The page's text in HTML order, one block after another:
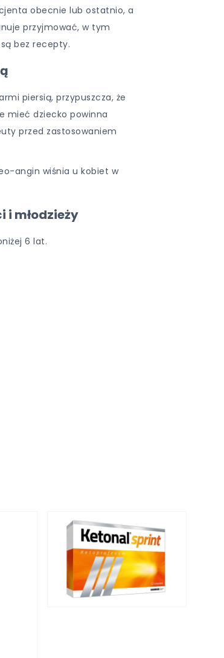
obecnie lub ostatnio, a
przyjmować, w tym
bez recepty.
piersią, przypuszcza, że
mieć dziecko powinna
przed zastosowaniem
angin wiśnia u kobiet w
i młodzieży
6 lat.